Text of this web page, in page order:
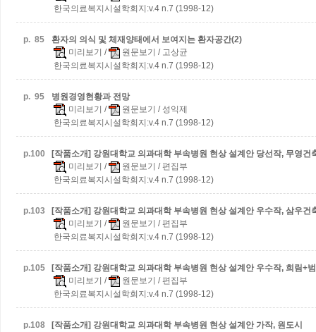
한국의료복지시설학회지:v.4 n.7 (1998-12)
p. 85
환자의 의식 및 체재양태에서 보여지는 환자공간(2)
미리보기 / 원문보기 / 고상균
한국의료복지시설학회지:v.4 n.7 (1998-12)
p. 95
병원경영현황과 전망
미리보기 / 원문보기 / 성익제
한국의료복지시설학회지:v.4 n.7 (1998-12)
p.100
[작품소개] 강원대학교 의과대학 부속병원 현상 설계안 당선작, 무영건
미리보기 / 원문보기 / 편집부
한국의료복지시설학회지:v.4 n.7 (1998-12)
p.103
[작품소개] 강원대학교 의과대학 부속병원 현상 설계안 우수작, 삼우건
미리보기 / 원문보기 / 편집부
한국의료복지시설학회지:v.4 n.7 (1998-12)
p.105
[작품소개] 강원대학교 의과대학 부속병원 현상 설계안 우수작, 희림+
미리보기 / 원문보기 / 편집부
한국의료복지시설학회지:v.4 n.7 (1998-12)
p.108
[작품소개] 강원대학교 의과대학 부속병원 현상 설계안 가작, 원도시